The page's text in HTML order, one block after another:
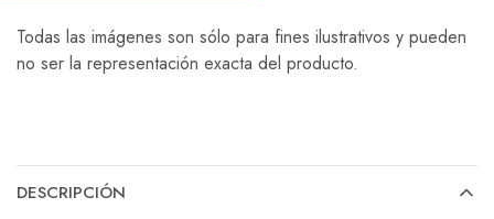
Todas las imágenes son sólo para fines ilustrativos y pueden
no ser la representación exacta del producto.
DESCRIPCIÓN